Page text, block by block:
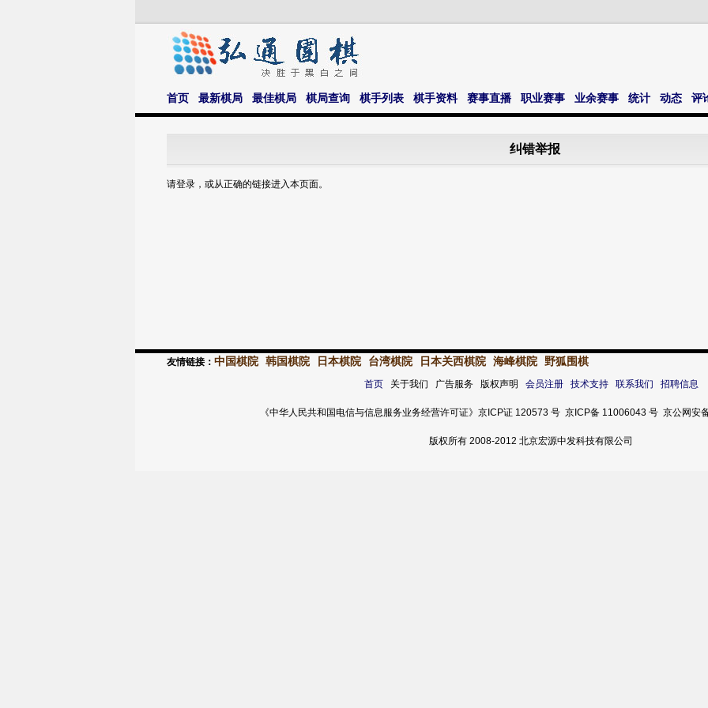
首页 最新棋局 最佳棋局 棋局查询 棋手列表 棋手资料 赛事直播 职业赛事 业余赛事 统计 动态 评
纠错举报
请登录，或从正确的链接进入本页面。
友情链接： 中国棋院 韩国棋院 日本棋院 台湾棋院 日本关西棋院 海峰棋院 野狐围棋
首页关于我们 广告服务 版权声明 会员注册 技术支持 联系我们 招聘信息
《中华人民共和国电信与信息服务业务经营许可证》京ICP证 120573 号 京ICP备 11006043 号 京公网安
版权所有 2008-2012 北京宏源中发科技有限公司